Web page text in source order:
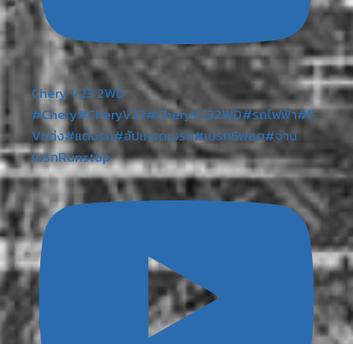
Chery V23 2WD
#Chery#CheryV23#CheryV232WD#รถไฟฟ้า#E
Vแต่ง#แต่งรถ#อัปเกรดเบรก#เบรก6พอต#จาน
เบรกRunstop